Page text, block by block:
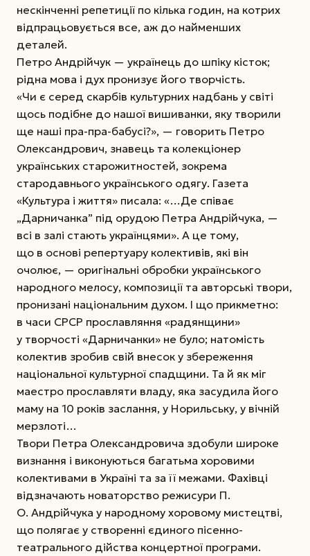
нескінченні репетиції по кілька годин, на котрих
відпрацьовується все, аж до найменших
деталей.
Петро Андрійчук — українець до шпіку кісток;
рідна мова і дух пронизує його творчість.
«Чи є серед скарбів культурних надбань у світі
щось подібне до нашої вишиванки, яку творили
ще наші пра-пра-бабусі?», — говорить Петро
Олександрович, знавець та колекціонер
українських старожитностей, зокрема
стародавнього українського одягу. Газета
«Культура і життя» писала: «…Де співає
„Дарничанка” під орудою Петра Андрійчука, —
всі в залі стають українцями». А це тому,
що в основі репертуару колективів, які він
очолює, — оригінальні обробки українського
народного мелосу, композиції та авторські твори,
пронизані національним духом. І що прикметно:
в часи СРСР прославляння «радянщини»
у творчості «Дарничанки» не було; натомість
колектив зробив свій внесок у збереження
національної культурної спадщини. Та й як міг
маестро прославляти владу, яка засудила його
маму на 10 років заслання, у Норильську, у вічній
мерзлоті…
Твори Петра Олександровича здобули широке
визнання і виконуються багатьма хоровими
колективами в Україні та за її межами. Фахівці
відзначають новаторство режисури П.
О. Андрійчука у народному хоровому мистецтві,
що полягає у створенні єдиного пісенно-
театрального дійства концертної програми.